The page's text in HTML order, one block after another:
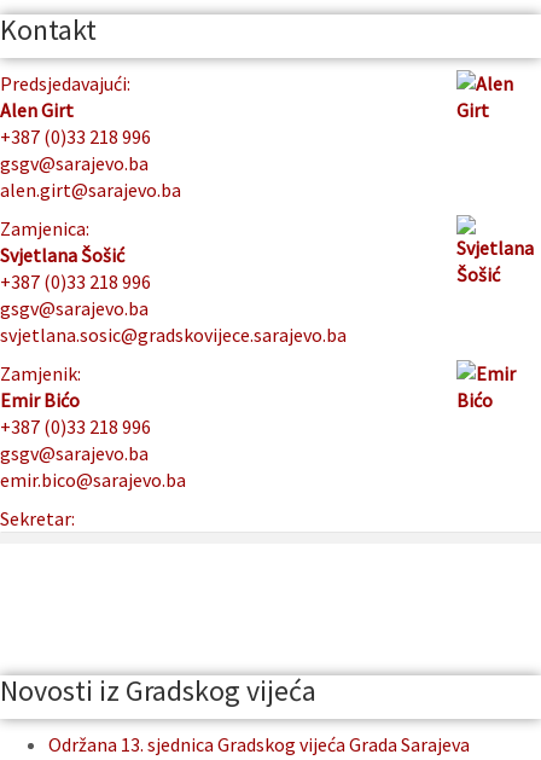
Kontakt
Predsjedavajući:
Alen Girt
+387 (0)33 218 996
gsgv@sarajevo.ba
alen.girt@sarajevo.ba
Zamjenica:
Svjetlana Šošić
+387 (0)33 218 996
gsgv@sarajevo.ba
svjetlana.sosic@gradskovijece.sarajevo.ba
Zamjenik:
Emir Bićo
+387 (0)33 218 996
gsgv@sarajevo.ba
emir.bico@sarajevo.ba
Sekretar:
Novosti iz Gradskog vijeća
Održana 13. sjednica Gradskog vijeća Grada Sarajeva